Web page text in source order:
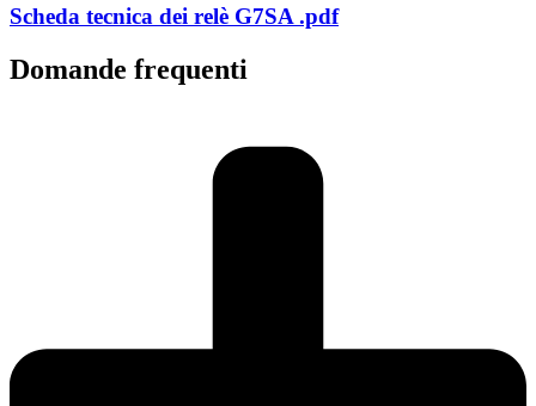
Scheda tecnica dei relè G7SA .pdf
Domande frequenti